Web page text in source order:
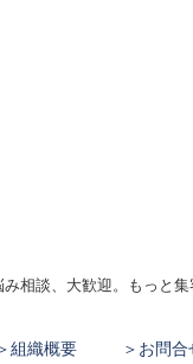
相談、大歓迎。もっと
組織概要 お問